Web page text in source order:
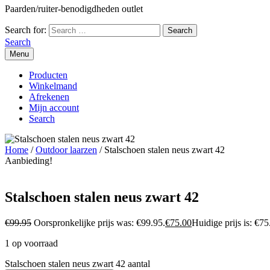
Paarden/ruiter-benodigdheden outlet
Search for:
Search
Menu
Producten
Winkelmand
Afrekenen
Mijn account
Search
Home /Outdoor laarzen / Stalschoen stalen neus zwart 42
Aanbieding!
Stalschoen stalen neus zwart 42
€99.95 Oorspronkelijke prijs was: €99.95.€75.00Huidige prijs is:
1 op voorraad
Stalschoen stalen neus zwart 42 aantal